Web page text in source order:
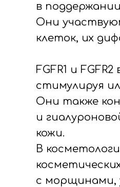
в
Они
клеток, их
FGFR1 и
стимулируя
Они также
и
кожи.
В
с морщинами,